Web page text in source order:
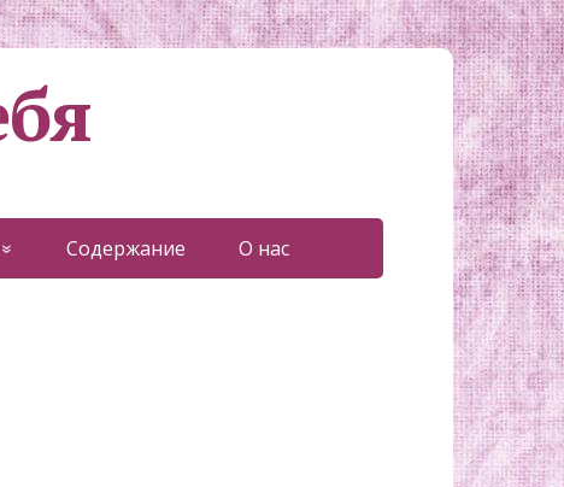
Содержание О нас